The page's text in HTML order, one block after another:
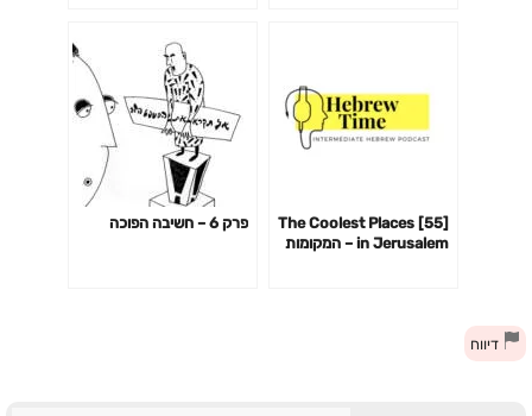
[55] The Coolest Places
in Jerusalem – המקומות
פרק 6 – חשיבה הפוכה
דיווח